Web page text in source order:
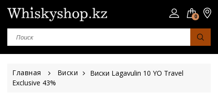
0
Главная Виски
Виски Lagavulin 10 YO Travel
Exclusive 43%